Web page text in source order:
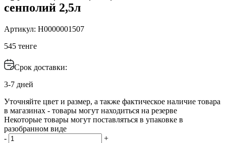
сенполий 2,5л
Артикул: Н0000001507
545 тенге
Срок доставки:
3-7 дней
Уточняйте цвет и размер, а также фактическое наличие товара
в магазинах - товары могут находиться на резерве
Некоторые товары могут поставляться в упаковке в
разобранном виде
-
+